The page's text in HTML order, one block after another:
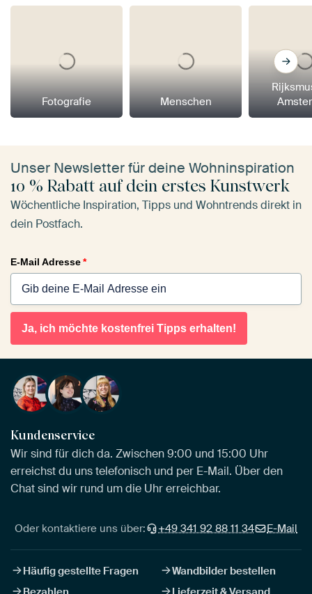
Fotografie Menschen
Unser Newsletter für deine Wohninspiration
10 % Rabatt auf dein erstes Kunstwerk
Wöchentliche Inspiration, Tipps und Wohntrends direkt in
dein Postfach.
E-Mail Adresse*
Ja, ich möchte kostenfrei Tipps erhalten!
Kundenservice
Wir sind für dich da. Zwischen 9:00 und 15:00 Uhr
erreichst du uns telefonisch und per E-Mail. Über den
Chat sind wir rund um die Uhr erreichbar.
Oder kontaktiere uns über: +49 341 92 88 11 34 E-Mail
Häufig gestellte Fragen
Wandbilder bestellen